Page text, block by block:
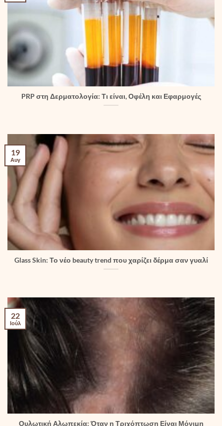
PRP στη Δερματολογία: Τι είναι, Οφέλη και Εφαρμογές
Glass Skin: Το νέο beauty trend που χαρίζει δέρμα σαν γυαλί
19
Αυγ
Ουλωτική Αλωπεκία: Όταν η Τριχόπτωση Είναι Μόνιμη
22
Ιούλ